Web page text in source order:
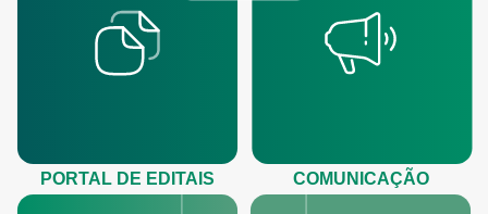
PORTAL DE EDITAIS COMUNICAÇÃO